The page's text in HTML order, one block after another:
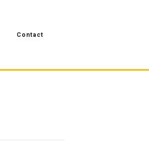
Contact